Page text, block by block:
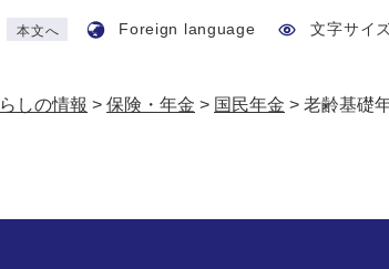
本文へ Foreign language 文字サイ
しの情報 > 保険・年金 > 国民年金 > 老齢基礎